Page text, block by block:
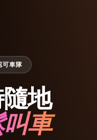
可車隊
地
車